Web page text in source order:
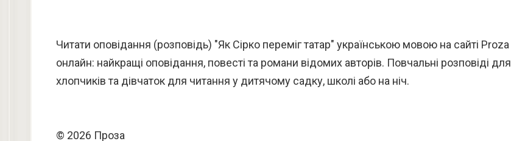
Читати оповідання (розповідь) "Як Сірко переміг татар" українською мовою на сайті Proza
онлайн: найкращі оповідання, повесті та романи відомих авторів. Повчальні розповіді для
хлопчиків та дівчаток для читання у дитячому садку, школі або на ніч.
© 2026 Проза